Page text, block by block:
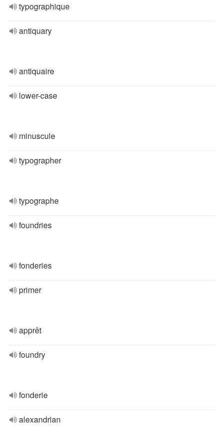
typographique
antiquary
antiquaire
lower-case
minuscule
typographer
typographe
foundries
fonderies
primer
apprêt
foundry
fonderie
alexandrian